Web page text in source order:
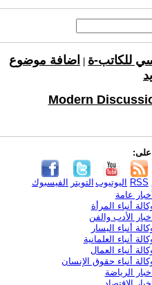
للكاتب-ة
اضافة موضوع
Modern
على:
الفيسبوك التويتر اليوتيوب RSS
عامة
أنباء المرأة
اخبار الأدب والفن
أنباء اليسار
أنباء العلمانية
أنباء العمال
أنباء حقوق الإنسان
اخبار الرياضة